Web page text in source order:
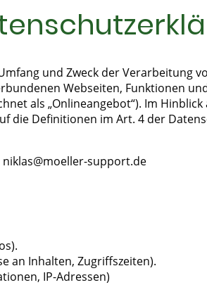
und Zweck der Verarbeitung
Webseiten, Funktionen
als „Onlineangebot“). Im
die Definitionen im Art. 4 der
niklas@moeller-support.de
an Inhalten, Zugriffszeiten).
IP-Adressen)